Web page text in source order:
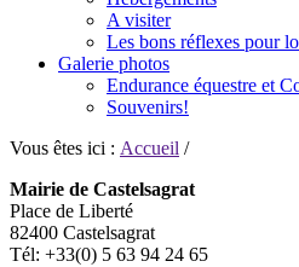
A visiter
Les bons réflexes pour
Galerie photos
Endurance équestre et
Souvenirs!
Vous êtes ici : Accueil /
Mairie de Castelsagrat
Place de Liberté
82400 Castelsagrat
Tél: +33(0) 5 63 94 24 65